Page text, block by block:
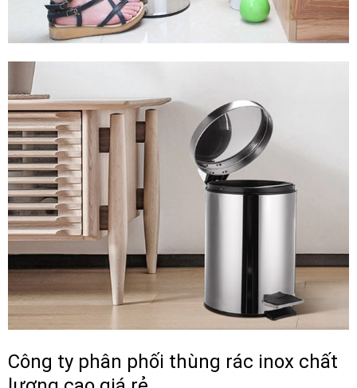
Công ty phân phối thùng rác inox chất